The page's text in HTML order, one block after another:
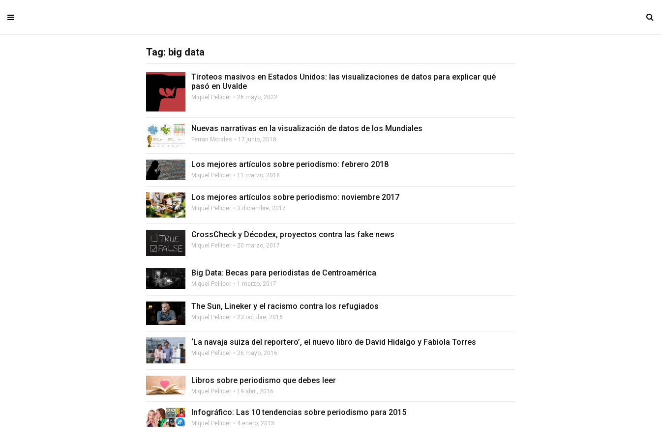
Tag: big data
Tiroteos masivos en Estados Unidos: las visualizaciones de datos para explicar qué
pasó en Uvalde
Miquel Pellicer 26 mayo, 2022
Nuevas narrativas en la visualización de datos de los Mundiales
Ferran Morales 17 junio, 2018
Los mejores artículos sobre periodismo: febrero 2018
Miquel Pellicer 11 marzo, 2018
Los mejores artículos sobre periodismo: noviembre 2017
Miquel Pellicer 3 diciembre, 2017
CrossCheck y Décodex, proyectos contra las fake news
Miquel Pellicer 20 marzo, 2017
Big Data: Becas para periodistas de Centroamérica
Miquel Pellicer 1 marzo, 2017
The Sun, Lineker y el racismo contra los refugiados
Miquel Pellicer 23 octubre, 2016
‘La navaja suiza del reportero’, el nuevo libro de David Hidalgo y Fabiola Torres
Miquel Pellicer 26 mayo, 2016
Libros sobre periodismo que debes leer
Miquel Pellicer 19 abril, 2016
Infográfico: Las 10 tendencias sobre periodismo para 2015
Miquel Pellicer 4 enero, 2015